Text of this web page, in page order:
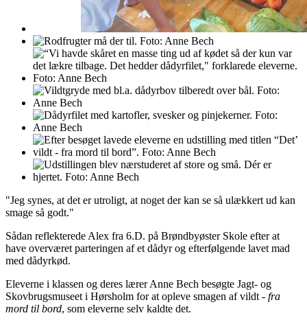
"Jeg synes, at det er utroligt, at noget der kan se så ulækkert ud kan
smage så godt."
Sådan reflekterede Alex fra 6.D. på Brøndbyøster Skole efter at
have overværet parteringen af et dådyr og efterfølgende lavet mad
med dådyrkød.
Eleverne i klassen og deres lærer Anne Bech besøgte Jagt- og
Skovbrugsmuseet i Hørsholm for at opleve smagen af vildt - fra
mord til bord, som eleverne selv kaldte det.